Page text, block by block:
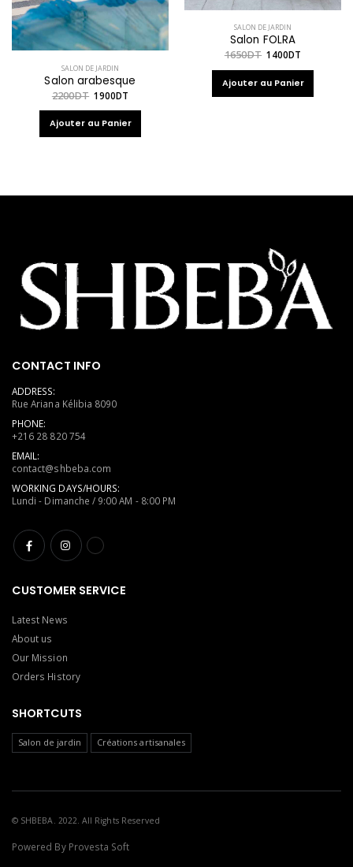
SALON DE JARDIN
Salon arabesque
2200DT 1900DT
Ajouter au Panier
SALON DE JARDIN
Salon FOLRA
1650DT 1400DT
Ajouter au Panier
CONTACT INFO
ADDRESS:
Rue Ariana Kélibia 8090
PHONE:
+216 28 820 754
EMAIL:
contact@shbeba.com
WORKING DAYS/HOURS:
Lundi - Dimanche / 9:00 AM - 8:00 PM
CUSTOMER SERVICE
Latest News
About us
Our Mission
Orders History
SHORTCUTS
Salon de jardin Créations artisanales
© SHBEBA. 2022. All Rights Reserved
Powered By Provesta Soft